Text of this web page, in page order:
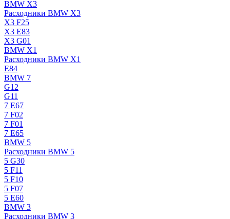
BMW X3
Расходники BMW X3
X3 F25
X3 E83
X3 G01
BMW X1
Расходники BMW X1
E84
BMW 7
G12
G11
7 Е67
7 F02
7 F01
7 E65
BMW 5
Расходники BMW 5
5 G30
5 F11
5 F10
5 F07
5 E60
BMW 3
Расходники BMW 3